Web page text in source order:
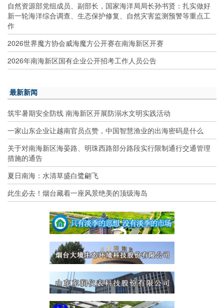
自然资源部党组成员、副部长，国家海洋局局长孙书贤：扎实做好
新一轮海洋综合调查、生态保护修复、自然灾害监测预警等重点工
作
2026世界魔方协会威海魔方公开赛在南海新区开赛
2026年南海新区国有企业公开招考工作人员公告
最新新闻
筑牢暑期安全防线 南海新区开展防溺水文明实践活动
一家山东企业让越南官员点赞，中国智慧渔业的出海密码是什么
关于对南海新区海晏路、明珠西路部分路段实行限制通行交通管理
措施的通告
夏日南海：水清草盛白鹭翩飞
此生必去！烟台藏着一座风景绝美的顶级海岛